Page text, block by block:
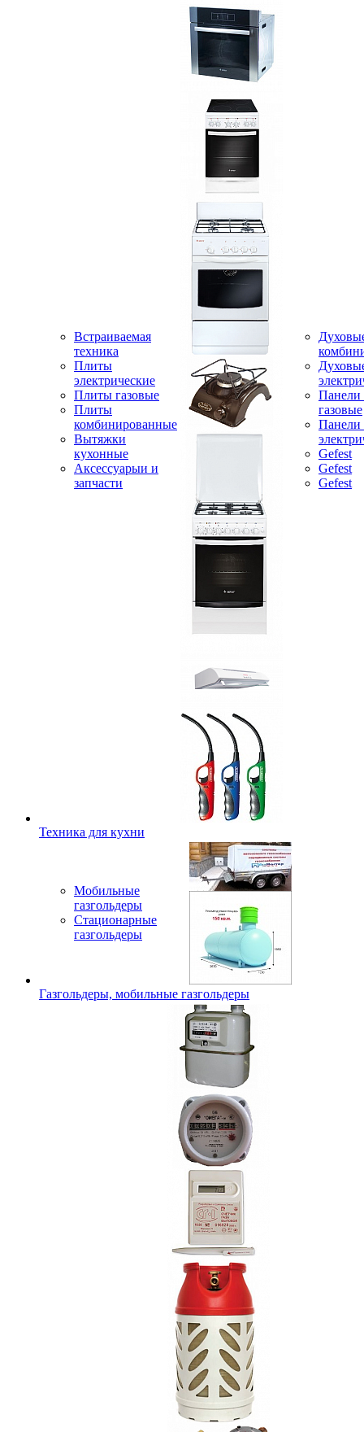
Встраиваемая
техника
Плиты
электрические
Плиты газовые
Плиты
комбинированные
Вытяжки
кухонные
Аксессуарыи и
запчасти
Панели
газовые
Панели
Gefest
Gefest
Gefest
Техника для кухни
Мобильные
газгольдеры
Стационарные
газгольдеры
Газгольдеры, мобильные газгольдеры